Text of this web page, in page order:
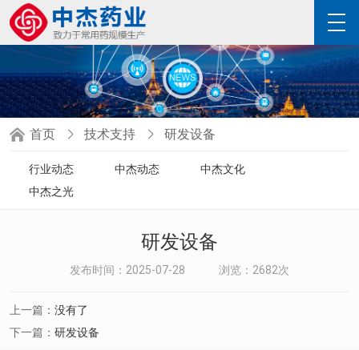
首页 技术支持 研发设备
行业动态 中杰动态
中杰文化
中杰之光
研发设备
发布时间：2025-07-28 浏览：2682次
上一篇： 没有了
下一篇： 研发设备